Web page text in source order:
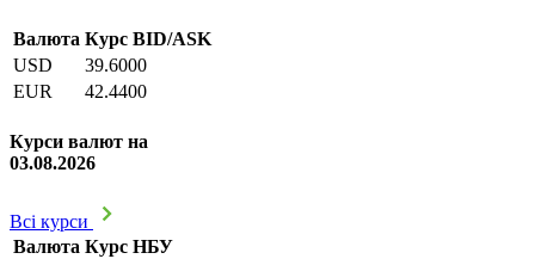
Валюта Курс BID/ASK
USD
39.6000
EUR
42.4400
Курси валют на
03.08.2026
Всі курси
Валюта Курс НБУ